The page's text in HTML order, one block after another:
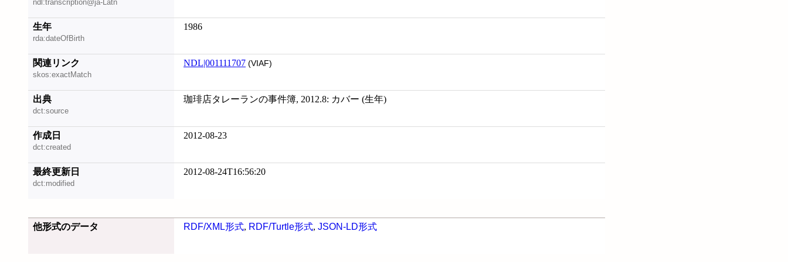
ndl:transcription@ja-Latn
生年
rda:dateOfBirth
1986
関連リンク
skos:exactMatch
NDL|001111707 (VIAF)
出典
dct:source
珈琲店タレーランの事件簿, 2012.8: カバー (生年)
作成日
dct:created
2012-08-23
最終更新日
dct:modified
2012-08-24T16:56:20
他形式のデータ RDF/XML形式, RDF/Turtle形式, JSON-LD形式